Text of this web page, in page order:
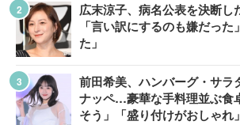
広末涼子、病名公表を決断し
「言い訳にするのも嫌だっ
た」
前田希美、ハンバーグ・サラ
ナッペ…豪華な手料理並ぶ食
そう」「盛り付けがおしゃれ